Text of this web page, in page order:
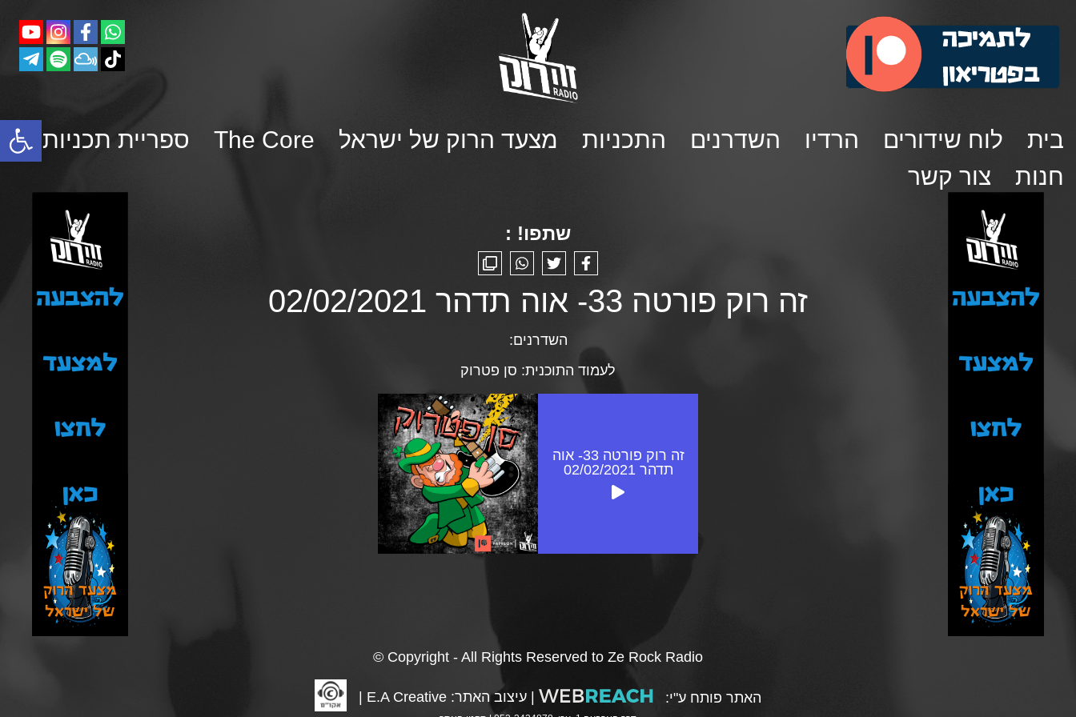
פתח סרגל נגישות בית לוח שידורים הרדיו השדרנים התכניות מצעד הרוק של ישראל The Core
ספריית תכניות
חנות
צור קשר
שתפו! :
זה רוק פורטה 33- אוה תדהר 02/02/2021
השדרנים:
לעמוד התוכנית: סן פטרוק
זה רוק פורטה 33- אוה
תדהר 02/02/2021
© Copyright - All Rights Reserved to Ze Rock Radio
האתר פותח ע"י: | עיצוב האתר: E.A Creative
|